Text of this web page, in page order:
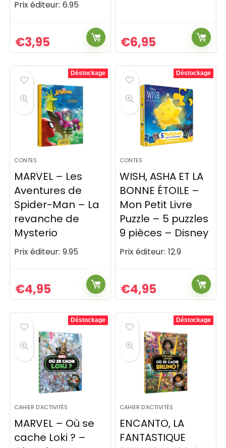
Prix éditeur: 6.95
€3,95 €6,95
Déstockage
CONTES
MARVEL – Les
Aventures de
Spider-Man – La
revanche de
Mysterio
Prix éditeur: 9.95
€4,95
Déstockage
CONTES
WISH, ASHA ET LA
BONNE ÉTOILE –
Mon Petit Livre
Puzzle – 5 puzzles
9 pièces – Disney
Prix éditeur: 12.9
€4,95
Déstockage
CAHIER D'ACTIVITÉS
MARVEL – Où se
cache Loki ? –
Déstockage
CAHIER D'ACTIVITÉS
ENCANTO, LA
FANTASTIQUE